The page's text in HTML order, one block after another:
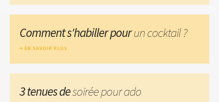
Comment s'habiller pourun cocktail ?
EN SAVOIR PLUS
3 tenues desoirée pour ado